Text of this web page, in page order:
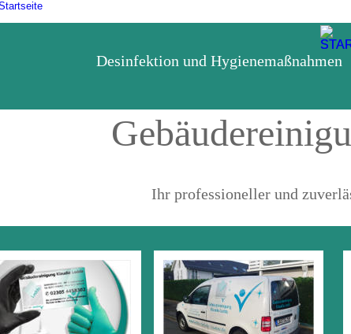
Ihr professioneller und
Desinfektion und Hygienemaßnahmen